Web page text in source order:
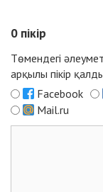
0 пікір
Төмендегі
арқылы пікір
Facebook
Mail.ru